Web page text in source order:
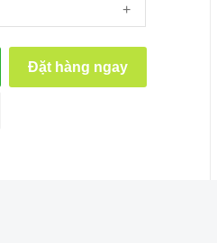
+
Đặt hàng ngay